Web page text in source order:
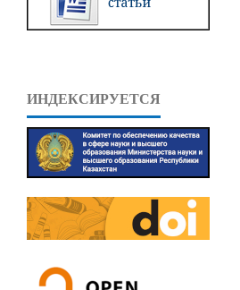
ИНДЕКСИРУЕТСЯ